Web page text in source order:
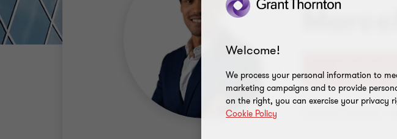
Welcome!
We process your personal information to
marketing campaigns and to provide
on the right, you can exercise your privacy
Cookie Policy